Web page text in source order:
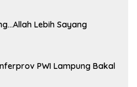
Lebih Sayang
PWI Lampung Bakal